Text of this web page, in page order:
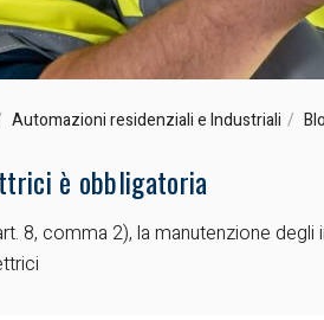
Automazioni residenziali e Industriali
è obbligatoria
8, comma 2), la manutenzione